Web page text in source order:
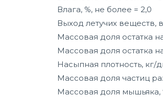
Влага, %, не более = 2,0
Выход летучих веществ,
Массовая доля остатка
Массовая доля остатка
Насыпная плотность, кг/
Массовая доля частиц
Массовая доля мышьяка,